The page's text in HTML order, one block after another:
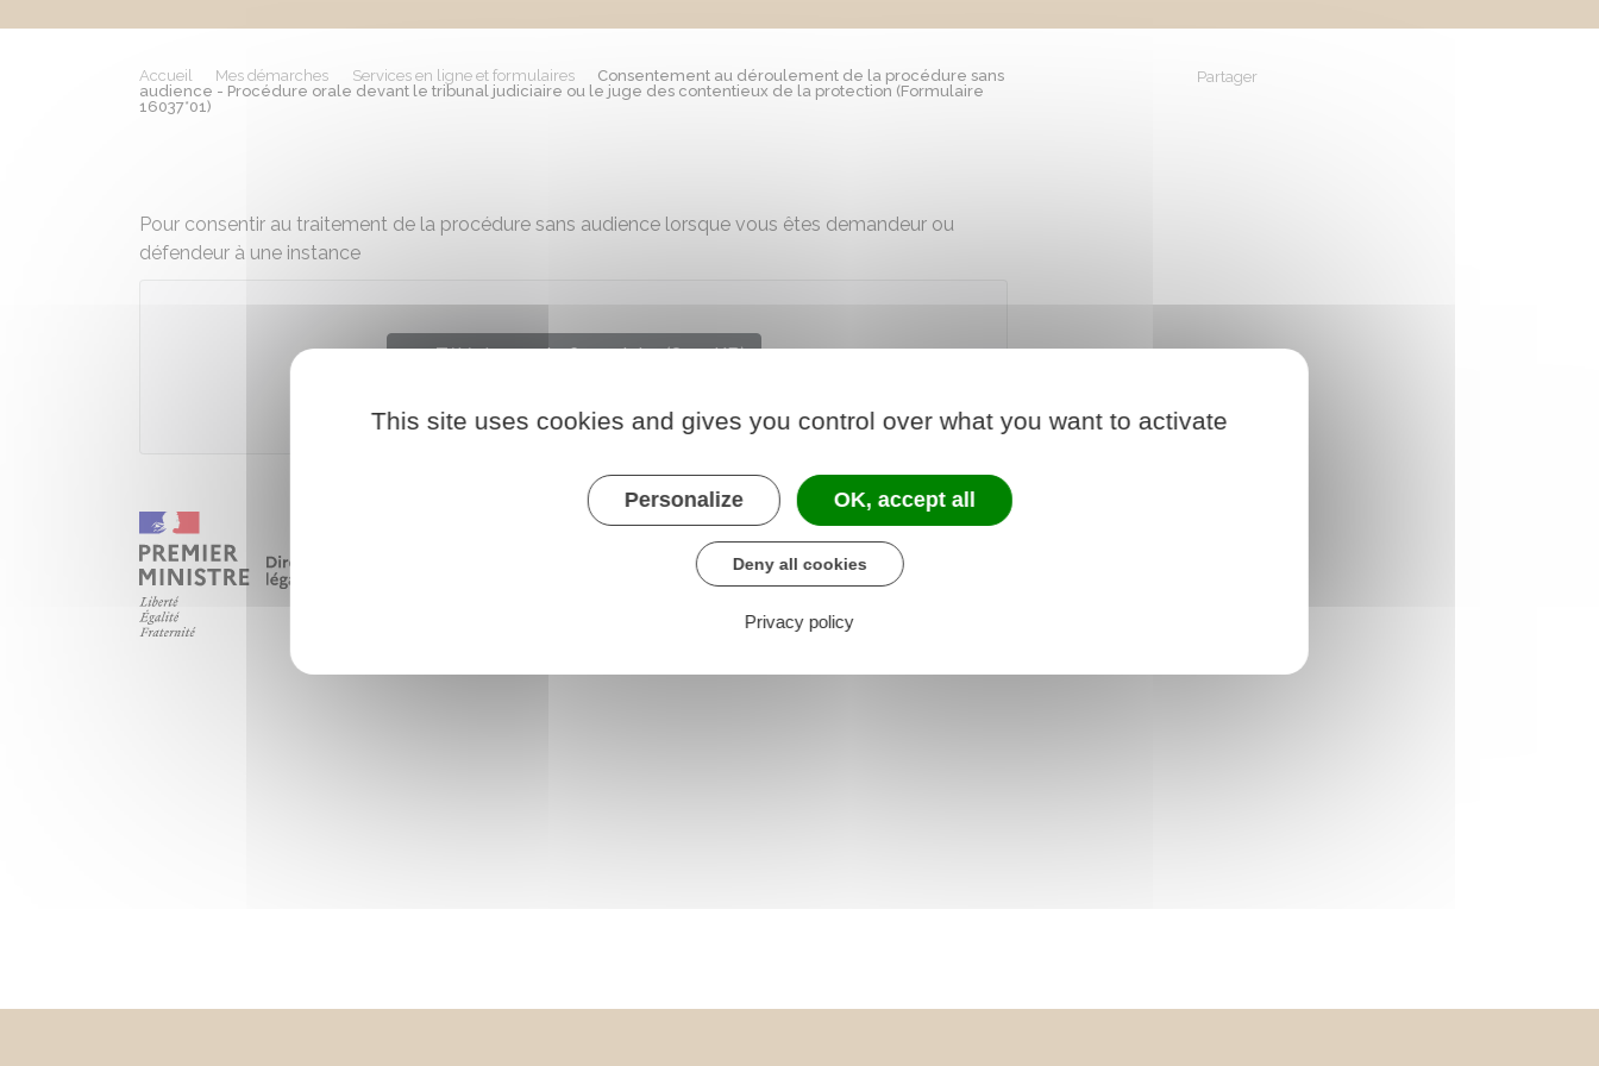
Accueil Mes démarches Services en ligne et formulaires
Consentement au déroulement de la procédure sans
audience - Procédure orale devant le tribunal judiciaire ou le juge des contentieux de la protection (Formulaire
16037*01)
Partager
Pour consentir au traitement de la procédure sans audience lorsque vous êtes demandeur ou
défendeur à une instance
Télécharger le formulaire (85.4 KB)
Ministère chargé de la justice
This site uses cookies and gives you control over what you want to activate
Personalize OK, accept all
Deny all cookies
Privacy policy